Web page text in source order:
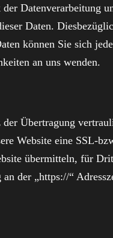
Datenverarbeitung
Daten.
können Sie sich
an uns wenden.
Übertragung
Website eine SSL-
übermitteln, für
der „https://“